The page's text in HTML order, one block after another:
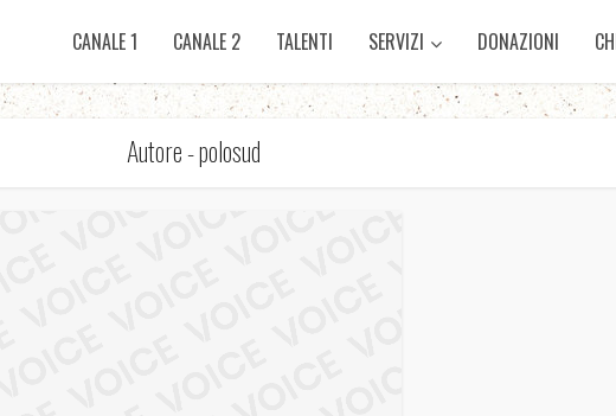
CANALE 1 CANALE 2 TALENTI SERVIZI DONAZIONI
Autore - polosud